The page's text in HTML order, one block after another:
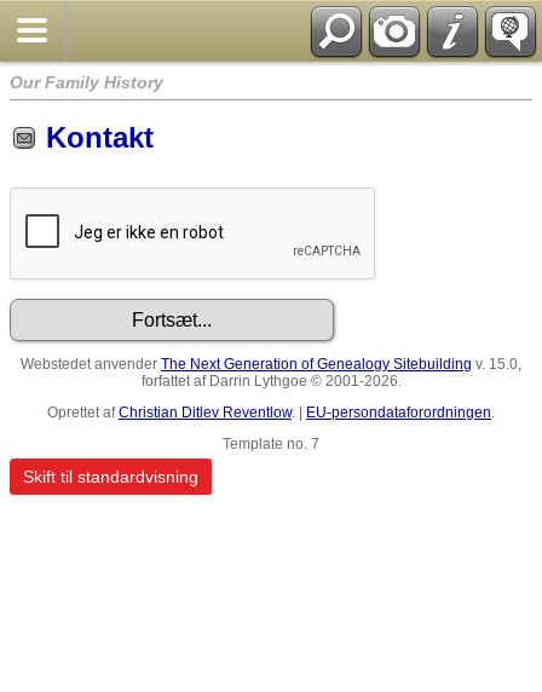
Our Family History
Kontakt
Webstedet anvender The Next Generation of Genealogy Sitebuilding v. 15.0,
forfattet af Darrin Lythgoe © 2001-2026.
Oprettet afChristian Ditlev Reventlow. | EU-persondataforordningen.
Template no. 7
Skift til standardvisning